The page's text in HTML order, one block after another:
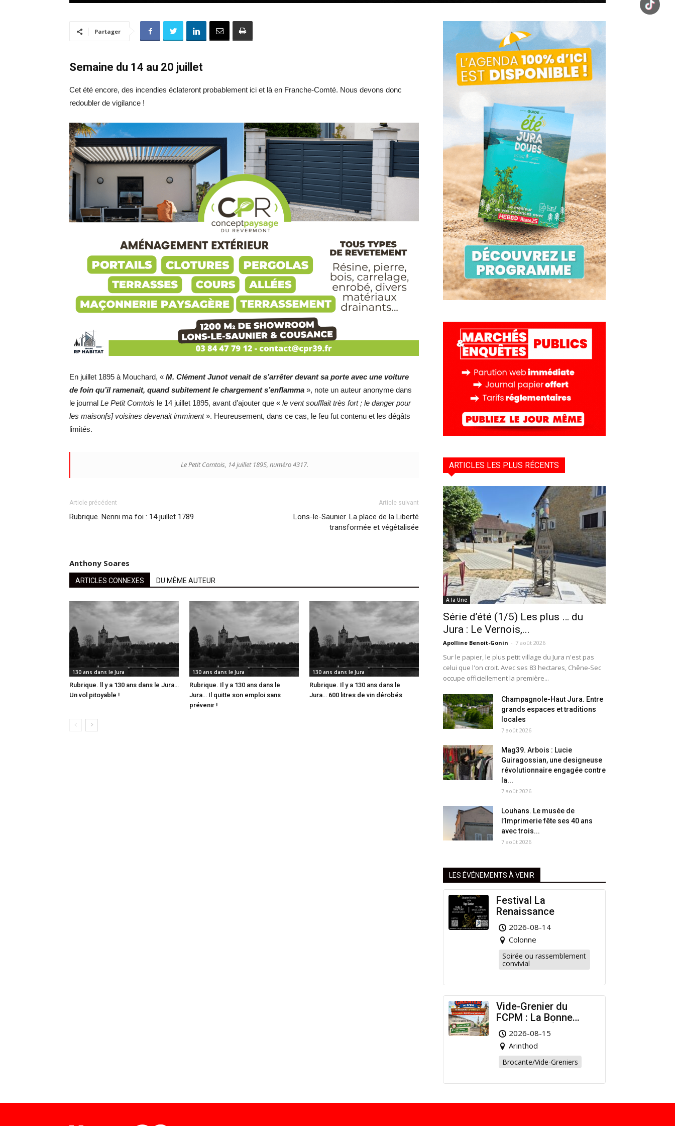
Partager
Semaine du 14 au 20 juillet
Cet été encore, des incendies éclateront probablement ici et là en Franche-Comté. Nous devons donc
redoubler de vigilance !
En juillet 1895 à Mouchard, « M. Clément Junot venait de s’arrêter devant sa porte avec une voiture
de foin qu’il ramenait, quand subitement le chargement s’enflamma », note un auteur anonyme dans
le journal Le Petit Comtois le 14 juillet 1895, avant d’ajouter que « le vent soufflait très fort ; le danger pour
les maison[s] voisines devenait imminent». Heureusement, dans ce cas, le feu fut contenu et les dégâts
limités.
Le Petit Comtois, 14 juillet 1895, numéro 4317.
Article précédent
Rubrique. Nenni ma foi : 14 juillet 1789
Article suivant
Lons-le-Saunier. La place de la Liberté
transformée et végétalisée
Anthony Soares
ARTICLES CONNEXES DU MÊME AUTEUR
130 ans dans le Jura
Rubrique. ll y a 130 ans dans le Jura…
Un vol pitoyable !
130 ans dans le Jura
Rubrique. Il y a 130 ans dans le
Jura… Il quitte son emploi sans
prévenir !
130 ans dans le Jura
Rubrique. Il y a 130 ans dans le
Jura… 600 litres de vin dérobés
ARTICLES LES PLUS RÉCENTS
A la Une
Série d’été (1/5) Les plus … du
Jura : Le Vernois,...
Apolline Benoit-Gonin - 7 août 2026
Sur le papier, le plus petit village du Jura n'est pas
celui que l'on croit. Avec ses 83 hectares, Chêne-Sec
occupe officiellement la première...
Champagnole-Haut Jura. Entre
grands espaces et traditions
locales
7 août 2026
Mag39. Arbois : Lucie
Guiragossian, une designeuse
révolutionnaire engagée contre
la...
7 août 2026
Louhans. Le musée de
l’Imprimerie fête ses 40 ans
avec trois...
7 août 2026
LES ÉVÉNEMENTS À VENIR
Festival La
Renaissance
2026-08-14
Colonne
Soirée ou rassemblement
convivial
Vide-Grenier du
FCPM : La Bonne
Affaire de l’Été à
Arinthod !
2026-08-15
Arinthod
Brocante/Vide-Greniers